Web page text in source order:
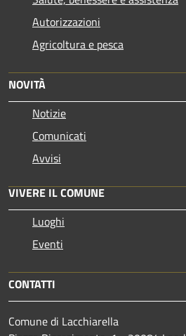
Autorizzazioni
Agricoltura e pesca
NOVITÀ
Notizie
Comunicati
Avvisi
VIVERE IL COMUNE
Luoghi
Eventi
CONTATTI
Comune di Lacchiarella